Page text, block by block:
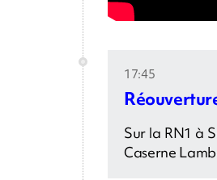
17:45
Sur la RN1 à
Caserne